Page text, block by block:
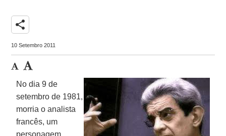
share
10 Setembro 2011
No dia 9 de
setembro de 1981,
morria o analista
francês, um
personagem